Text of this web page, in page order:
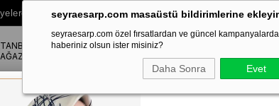
seyraesarp.com masaüstü bildirimlerine
seyraesarp.com özel fırsatlardan ve güncel
haberiniz olsun ister misiniz?
Daha Sonra Evet
Özel Sepette%10 EKSTRA İNDİRİM HEDİYE ÇEKİ!
ŞALAKSESUAR
Tivil İpek Eşarp 40084 Turuncu Karışık Desen